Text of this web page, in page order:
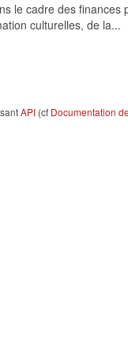
le cadre des finances
culturelles, de la...
API (cf Documentation